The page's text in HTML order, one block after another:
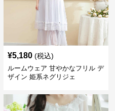
¥5,180 (税込)
ルームウェア 甘やかなフリル デ
ザイン 姫系ネグリジェ